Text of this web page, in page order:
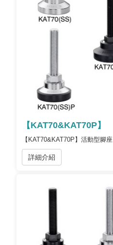
【KAT70&KAT70P】
【KAT70&KAT70P】活動型腳座
詳細介紹